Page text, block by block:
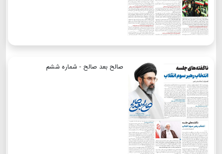
صالح بعد صالح - شماره ششم